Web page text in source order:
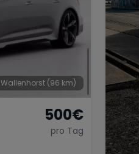
Wallenhorst (96 km)
500€
pro Tag